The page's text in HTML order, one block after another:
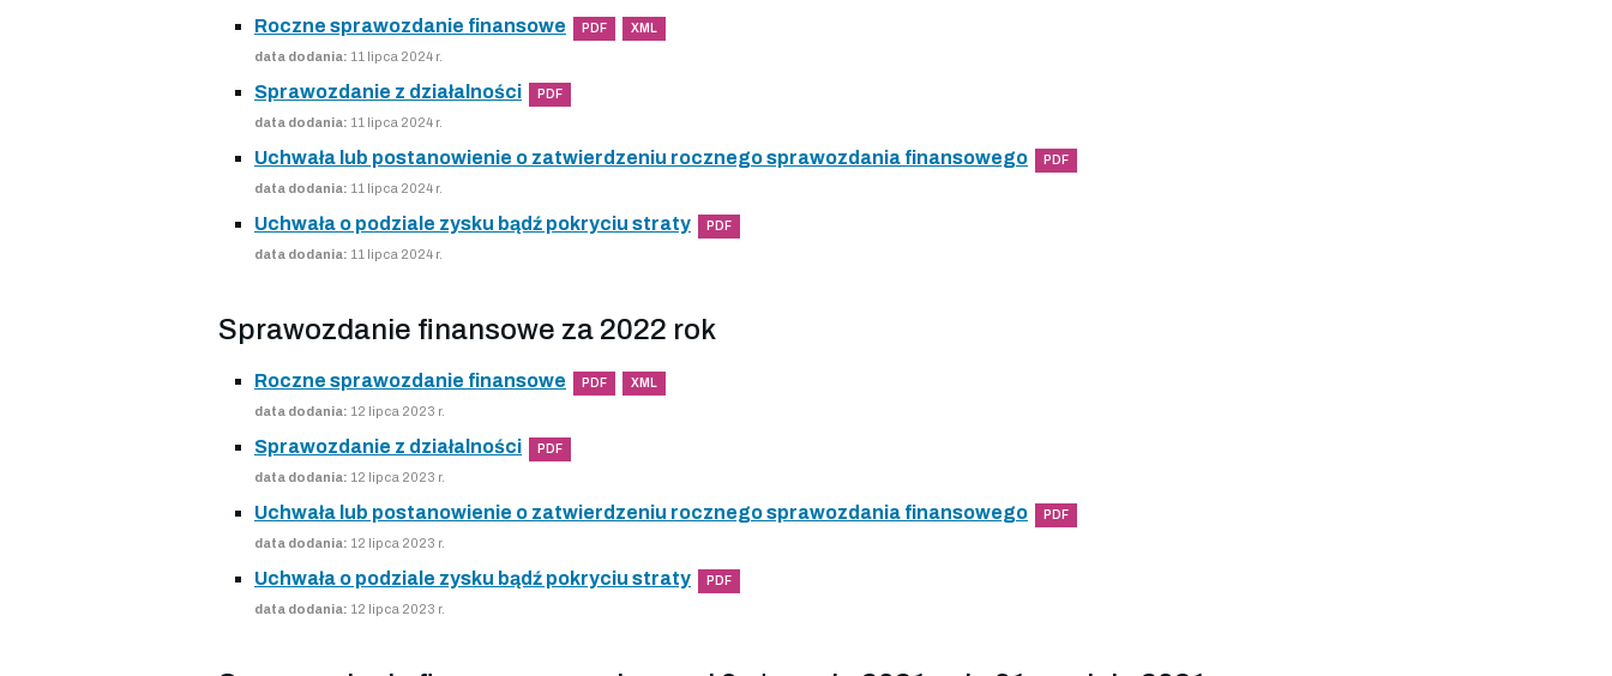
Roczne sprawozdanie finansowe PDF XML
data dodania: 11 lipca 2024 r.
Sprawozdanie z działalności PDF
data dodania: 11 lipca 2024 r.
Uchwała lub postanowienie o zatwierdzeniu rocznego sprawozdania finansowego PDF
data dodania: 11 lipca 2024 r.
Uchwała o podziale zysku bądź pokryciu straty PDF
data dodania: 11 lipca 2024 r.
Sprawozdanie finansowe za 2022 rok
Roczne sprawozdanie finansowe PDF XML
data dodania: 12 lipca 2023 r.
Sprawozdanie z działalności PDF
data dodania: 12 lipca 2023 r.
Uchwała lub postanowienie o zatwierdzeniu rocznego sprawozdania finansowego PDF
data dodania: 12 lipca 2023 r.
Uchwała o podziale zysku bądź pokryciu straty PDF
data dodania: 12 lipca 2023 r.